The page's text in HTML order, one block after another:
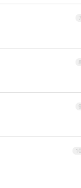
7
8
9
10